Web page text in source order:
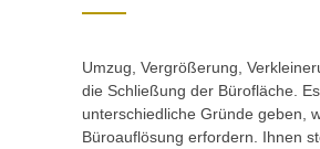
Umzug, Vergrößerung,
die Schließung der Bürofläche.
unterschiedliche Gründe geben,
Büroauflösung erfordern. Ihnen